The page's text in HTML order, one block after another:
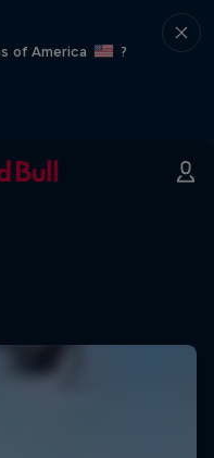
of America
?